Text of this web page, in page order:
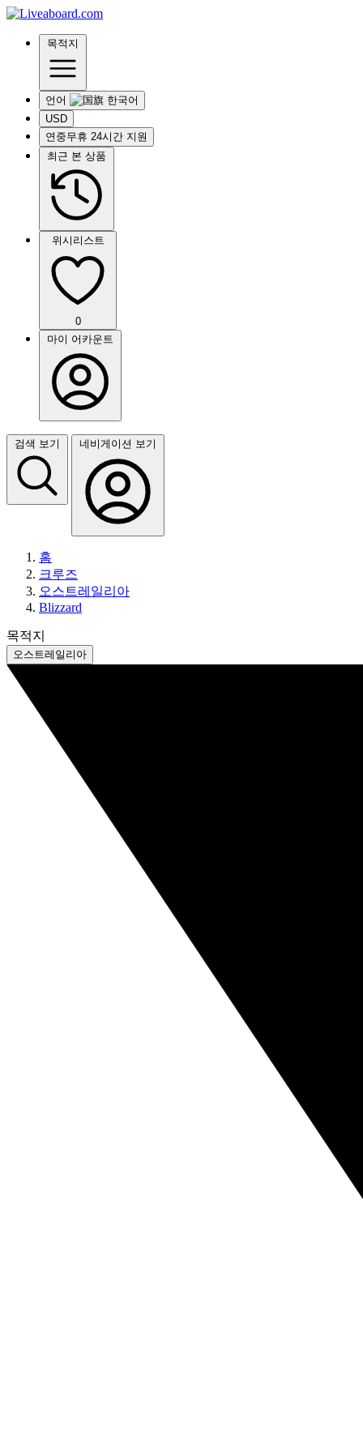
목적지
언어
USD
연중무휴 24시간 지원
최근 본 상품
위시리스트
0
마이 어카운트
검색 보기 네비게이션 보기
홈
크루즈
오스트레일리아
Blizzard
목적지
오스트레일리아